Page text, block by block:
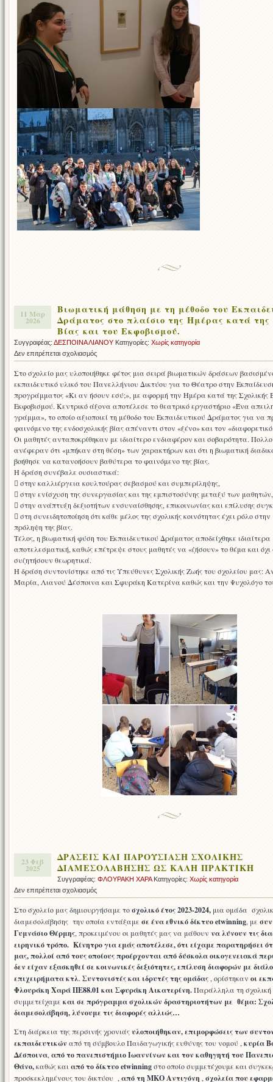
11 Μαρ
2026
Βιωματική μάθηση με τη μέθοδο του
Δράματος στο πλαίσιο της Ημέρας κατά της
Βίας και του Εκφοβισμού.
Συγγραφέας: ΔΕΣΠΟΙΝΑ ΛΙΑΝΟΥ Κατηγορίες: Χωρίς κατηγορία
Δεν επιτρέπεται σχολιασμόςστο
Βιωματική
μάθηση
με
τη
μέθοδο
του
Εκπαιδευτικού
Δράματος
στο
πλαίσιο
της
Ημέρας
κατά
της
Σχολικής
και
του
Στο σχολείο μας υλοποιήθηκε φέτος μια σειρά βιωματικών δράσεων
εκπαιδευτικό υλικό του Πανελλήνιου Δικτύου για το Θέατρο στην
προγράμματος «Κι αν ήσουν εσύ;», με αφορμή την Ημέρα κατά της Σχολικής
Εκφοβισμού. Κεντρικό άξονα αποτέλεσε το θεατρικό εργαστήριο «Ένα
γράμμα», το οποίο αξιοποιεί τη μέθοδο του Εκπαιδευτικού Δράματος για να
φαινόμενο της ενδοσχολικής βίας απέναντι στον «ξένο» και τον
Οι μαθητές ανταποκρίθηκαν με ιδιαίτερο ενδιαφέρον και σοβαρότητα.
ανέφεραν ότι «μπήκαν στη θέση» των χαρακτήρων και ότι η βιωματική
βοήθησε να κατανοήσουν βαθύτερα το φαινόμενο της βίας.
Η δράση συνέβαλε ουσιαστικά:
 στην καλλιέργεια κουλτούρας σεβασμού και συμπερίληψης,
 στην ενίσχυση της συνεργασίας και της εμπιστοσύνης μεταξύ των μαθητών,
 στην ανάπτυξη δεξιοτήτων ενσυναίσθησης, επικοινωνίας και επίλυσης
 στη συνειδητοποίηση ότι κάθε μέλος της σχολικής κοινότητας έχει ρόλο στην
πρόληψη της βίας.
Τέλος, η βιωματική φύση του Εκπαιδευτικού Δράματος αποδείχθηκε ιδιαίτερα
αποτελεσματική, καθώς επέτρεψε στους μαθητές να «ζήσουν» το θέμα και
συζητήσουν θεωρητικά.
Η δράση συντονίστηκε από τις Υπεύθυνες Σχολικής Ζωής του σχολείου μας:
Μαρία, Λιανού Δέσποινα και Σφυράκη Κατερίνα καθώς και την Ψυχολόγο
23 Φεβ
2025
ΔΡΑΣΕΙΣ ΚΑΙ ΠΑΡΟΥΣΙΑΣΗ ΣΧΟΛΙΚΗΣ
ΔΙΑΜΕΣΟΛΑΒΗΣΗΣ ΩΣ ΚΑΛΗ ΠΡΑΚΤΙΚΗ
Συγγραφέας: ΦΛΟΥΡΑΚΗ ΧΑΡΑΚατηγορίες: Χωρίς κατηγορία
Δεν επιτρέπεται σχολιασμόςστο
ΔΡΑΣΕΙΣ
ΚΑΙ
ΠΑΡΟΥΣΙΑΣΗ
ΣΧΟΛΙΚΗΣ
ΔΙΑΜΕΣΟΛΑΒΗΣΗΣ
ΩΣ
ΚΑΛΗ
ΠΡΑΚΤΙΚΗ
Στο σχολείο μας δημιουργήσαμε τοσχολικό έτος 2023-2024, μια ομάδα
διαμεσολάβησης την οποία εντάξαμε σε ένα εθνικό δίκτυο etwinning, με
Γυμνάσιο Θέρμης, προκειμένου οι μαθητές μας να μάθουν να λύνουν τις
ειρηνικό τρόπο. Κίνητρο για εμάς αποτέλεσε, ότι είχαμε παρατηρήσει
μας, πολλοί από τους οποίους προέρχονται από δύσκολα οικογενειακά
δεν είχαν εξασκηθεί σε κοινωνικές δεξιότητες, επίλυση διαφορών με
επιχειρήματα κτλ. Συντονιστές και ιδρυτές της ομάδας , ορίστηκαν οι
Φλουράκη Χαρά ΠΕ88.01 και Σφυράκη Αικατερίνη.Παράλληλα τη σχολική
συμμετείχαμε και σε πρόγραμμα σχολικών δραστηριοτήτων με θέμα:
διαμεσολάβηση, λύνουμε τις διαφορές αλλιώς…
Στη διάρκεια της περσινής χρονιάςυλοποιήθηκαν, επιμορφώσεις των
εκπαιδευτικών από τη σύμβουλο Παιδαγωγικής ευθύνης του νομού , κυρία
Δέσποινα, από το πανεπιστήμιο Ιωαννίνων και τον καθηγητή του
Θάνο,καθώς καιαπό το δίκτυο etwinningστο οποίο συμμετέχουμε και
προσκεκλημένους του δικτύου , από τη ΜΚΟ Αντιγόνη , σχολεία που